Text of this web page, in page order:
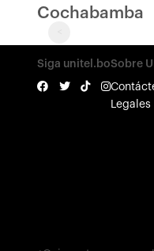
Cochabamba
Siga unitel.boSobre
Legales